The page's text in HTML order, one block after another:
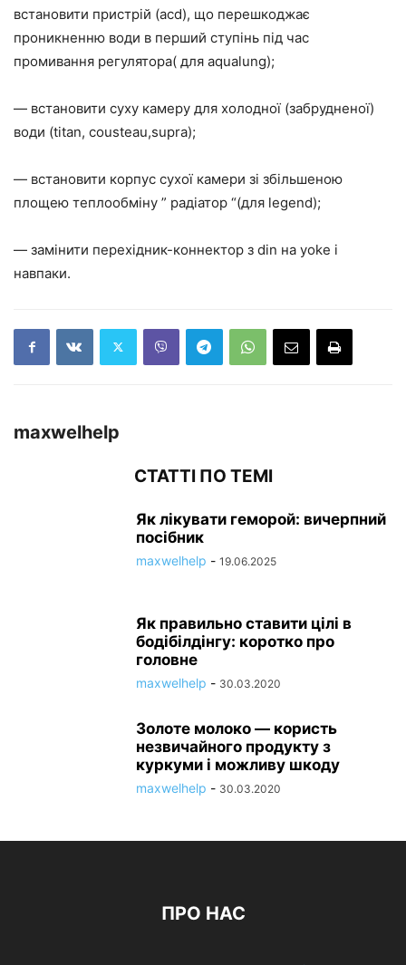
встановити пристрій (aсd), що перешкоджає
проникненню води в перший ступінь під час
промивання регулятора( для aqualung);
— встановити суху камеру для холодної (забрудненої)
води (titan, cousteau,supra);
— встановити корпус сухої камери зі збільшеною
площею теплообміну ” радіатор “(для legend);
— замінити перехідник-коннектор з din на yoke і
навпаки.
maxwelhelp
СТАТТІ ПО ТЕМІ
Як лікувати геморой: вичерпний
посібник
maxwelhelp - 19.06.2025
Як правильно ставити цілі в
бодібілдінгу: коротко про
головне
maxwelhelp - 30.03.2020
Золоте молоко — користь
незвичайного продукту з
куркуми і можливу шкоду
maxwelhelp - 30.03.2020
ПРО НАС